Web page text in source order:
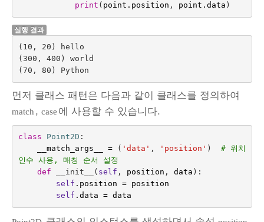
print ( point . position , point . data )
실행 결과
(10, 20) hello
(300, 400) world
먼저 클래스 패턴은 다음과 같이 클래스를 정의하여
match , case 에 사용할 수 있습니다.
class Point2D :
__match_args__
= ( 'data' , 'position' )
# 위치
인수 사용, 매칭 순서 설정
def
__init__ ( self , position , data ):
self . position =
position
self . data = data